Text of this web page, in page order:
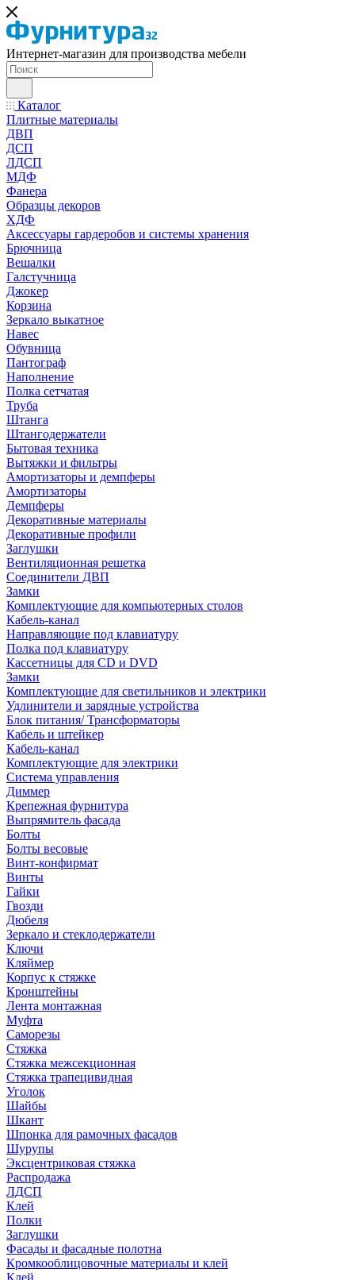
Интернет-магазин для производства мебели
Каталог
Плитные материалы
ДВП
ДСП
ЛДСП
МДФ
Фанера
Образцы декоров
ХДФ
Аксессуары гардеробов и системы хранения
Брючница
Вешалки
Галстучница
Джокер
Корзина
Зеркало выкатное
Навес
Обувница
Пантограф
Наполнение
Полка сетчатая
Труба
Штанга
Штангодержатели
Бытовая техника
Вытяжки и фильтры
Амортизаторы и демпферы
Амортизаторы
Демпферы
Декоративные материалы
Декоративные профили
Заглушки
Вентиляционная решетка
Соединители ДВП
Замки
Комплектующие для компьютерных столов
Кабель-канал
Направляющие под клавиатуру
Полка под клавиатуру
Кассетницы для CD и DVD
Замки
Комплектующие для светильников и электрики
Удлинители и зарядные устройства
Блок питания/ Трансформаторы
Кабель и штейкер
Кабель-канал
Комплектующие для электрики
Система управления
Диммер
Крепежная фурнитура
Выпрямитель фасада
Болты
Болты весовые
Винт-конфирмат
Винты
Гайки
Гвозди
Дюбеля
Зеркало и стеклодержатели
Ключи
Кляймер
Корпус к стяжке
Кронштейны
Лента монтажная
Муфта
Саморезы
Стяжка
Стяжка межсекционная
Стяжка трапецивидная
Уголок
Шайбы
Шкант
Шпонка для рамочных фасадов
Шурупы
Эксцентриковая стяжка
Распродажа
ЛДСП
Клей
Полки
Заглушки
Фасады и фасадные полотна
Кромкооблицовочные материалы и клей
Клей